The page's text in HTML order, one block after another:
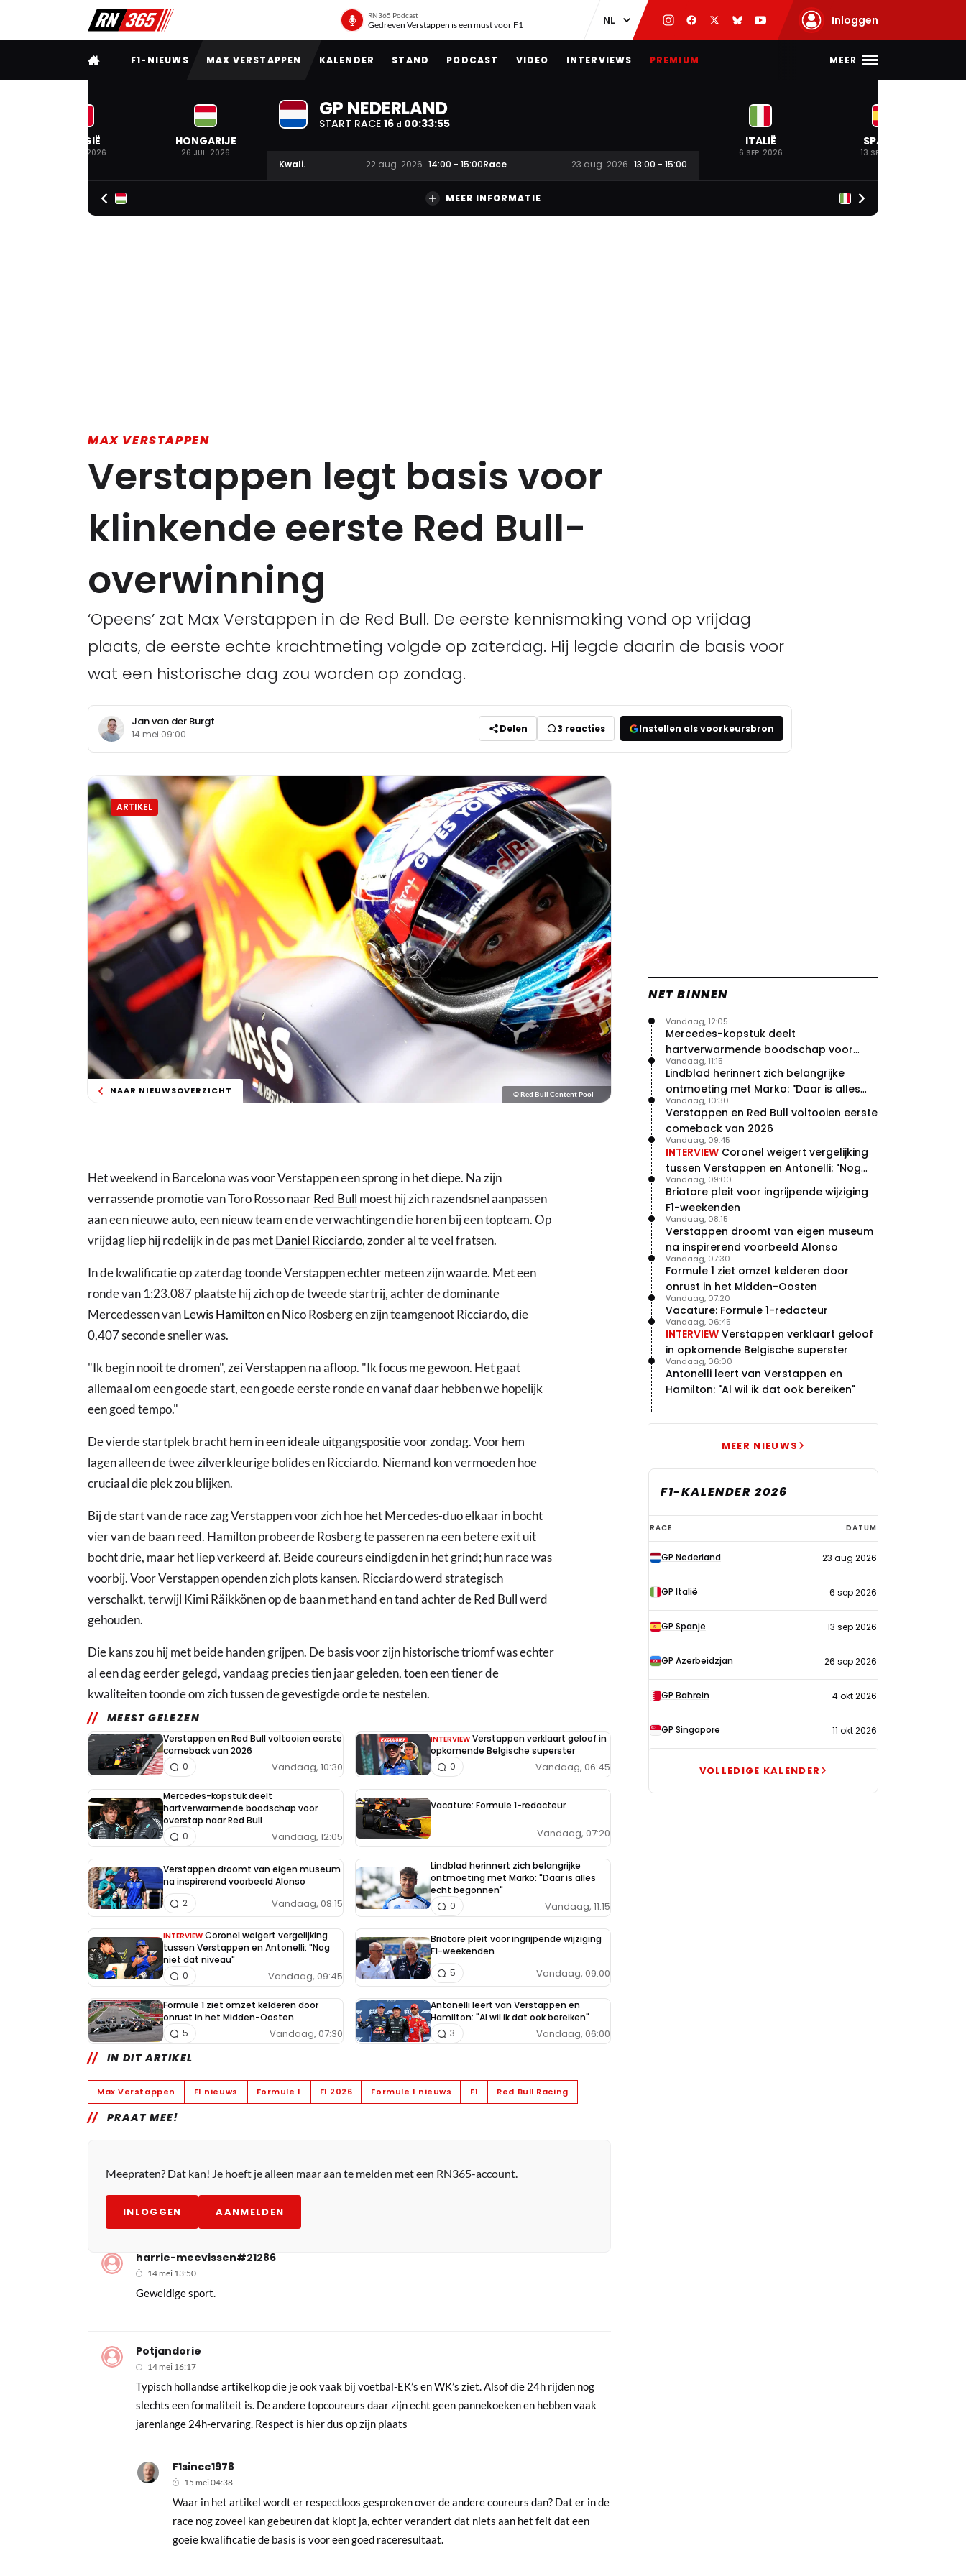
RN365 Podcast
Gedreven Verstappen is een must voor F1 Inloggen
VOLLEDIG MENU
F1-NIEUWS MAX VERSTAPPEN KALENDER STAND PODCAST VIDEO INTERVIEWS PREMIUM MEER
BELGIË
19 JUL. 2026
HONGARIJE
26 JUL. 2026
GP NEDERLAND
START RACE 16 d 00:33:54
Kwali. 22 aug. 2026 14:00 - 15:00Race 23 aug. 2026 13:00 - 15:00
ITALIË
6 SEP. 2026
SPANJE
13 SEP. 2026
MEER INFORMATIE
MAX VERSTAPPEN
Verstappen legt basis voor
klinkende eerste Red Bull-
overwinning
‘Opeens’ zat Max Verstappen in de Red Bull. De eerste kennismaking vond op vrijdag
plaats, de eerste echte krachtmeting volgde op zaterdag. Hij legde daarin de basis voor
wat een historische dag zou worden op zondag.
Jan van der Burgt
14 mei 09:00 Delen 3 reacties Instellen als voorkeursbron
ARTIKEL
NAAR NIEUWSOVERZICHT © Red Bull Content Pool
Het weekend in Barcelona was voor Verstappen een sprong in het diepe. Na zijn
verrassende promotie van Toro Rosso naarRed Bull moest hij zich razendsnel aanpassen
aan een nieuwe auto, een nieuw team en de verwachtingen die horen bij een topteam. Op
vrijdag liep hij redelijk in de pas metDaniel Ricciardo, zonder al te veel fratsen.
In de kwalificatie op zaterdag toonde Verstappen echter meteen zijn waarde. Met een
ronde van 1:23.087 plaatste hij zich op de tweede startrij, achter de dominante
Mercedessen vanLewis Hamiltonen Nico Rosberg en zijn teamgenoot Ricciardo, die
0,407 seconde sneller was.
"Ik begin nooit te dromen", zei Verstappen na afloop. "Ik focus me gewoon. Het gaat
allemaal om een goede start, een goede eerste ronde en vanaf daar hebben we hopelijk
een goed tempo."
De vierde startplek bracht hem in een ideale uitgangspositie voor zondag. Voor hem
lagen alleen de twee zilverkleurige bolides en Ricciardo. Niemand kon vermoeden hoe
cruciaal die plek zou blijken.
Bij de start van de race zag Verstappen voor zich hoe het Mercedes-duo elkaar in bocht
vier van de baan reed. Hamilton probeerde Rosberg te passeren na een betere exit uit
bocht drie, maar het liep verkeerd af. Beide coureurs eindigden in het grind; hun race was
voorbij. Voor Verstappen openden zich plots kansen. Ricciardo werd strategisch
verschalkt, terwijl Kimi Räikkönen op de baan met hand en tand achter de Red Bull werd
gehouden.
Die kans zou hij met beide handen grijpen. De basis voor zijn historische triomf was echter
al een dag eerder gelegd, vandaag precies tien jaar geleden, toen een tiener de
kwaliteiten toonde om zich tussen de gevestigde orde te nestelen.
MEEST GELEZEN
Verstappen en Red Bull voltooien eerste
comeback van 2026
Vandaag, 10:30
0
INTERVIEW Verstappen verklaart geloof in
opkomende Belgische superster
Vandaag, 06:45
0
Mercedes-kopstuk deelt
hartverwarmende boodschap voor
overstap naar Red Bull
Vandaag, 12:05
0
Vacature: Formule 1-redacteur
Vandaag, 07:20
Verstappen droomt van eigen museum
na inspirerend voorbeeld Alonso
Vandaag, 08:15
2
Lindblad herinnert zich belangrijke
ontmoeting met Marko: "Daar is alles
echt begonnen"
Vandaag, 11:15
0
INTERVIEW Coronel weigert vergelijking
tussen Verstappen en Antonelli: "Nog
niet dat niveau"
Vandaag, 09:45
0
Briatore pleit voor ingrijpende wijziging
F1-weekenden
Vandaag, 09:00
5
Formule 1 ziet omzet kelderen door
onrust in het Midden-Oosten
Vandaag, 07:30
5
Antonelli leert van Verstappen en
Hamilton: "Al wil ik dat ook bereiken"
Vandaag, 06:00
3
IN DIT ARTIKEL
Max Verstappen F1 nieuws Formule 1 F1 2026 Formule 1 nieuws F1 Red Bull Racing
PRAAT MEE!
Meepraten? Dat kan! Je hoeft je alleen maar aan te melden met een RN365-account.
INLOGGEN AANMELDEN
harrie-meevissen#21286
14 mei 13:50
Geweldige sport.
Potjandorie
14 mei 16:17
Typisch hollandse artikelkop die je ook vaak bij voetbal-EK’s en WK’s ziet. Alsof die 24h rijden nog
slechts een formaliteit is. De andere topcoureurs daar zijn echt geen pannekoeken en hebben vaak
jarenlange 24h-ervaring. Respect is hier dus op zijn plaats
F1since1978
15 mei 04:38
Waar in het artikel wordt er respectloos gesproken over de andere coureurs dan? Dat er in de
race nog zoveel kan gebeuren dat klopt ja, echter verandert dat niets aan het feit dat een
goeie kwalificatie de basis is voor een goed raceresultaat.
NET BINNEN
Mercedes-kopstuk deelt
hartverwarmende boodschap voor
overstap naar Red Bull
Vandaag, 12:05
Lindblad herinnert zich belangrijke
ontmoeting met Marko: "Daar is alles
echt begonnen"
Vandaag, 11:15
Verstappen en Red Bull voltooien eerste
comeback van 2026
Vandaag, 10:30
INTERVIEW Coronel weigert vergelijking
tussen Verstappen en Antonelli: "Nog
niet dat niveau"
Vandaag, 09:45
Briatore pleit voor ingrijpende wijziging
F1-weekenden
Vandaag, 09:00
Verstappen droomt van eigen museum
na inspirerend voorbeeld Alonso
Vandaag, 08:15
Formule 1 ziet omzet kelderen door
onrust in het Midden-Oosten
Vandaag, 07:30
Vacature: Formule 1-redacteur
Vandaag, 07:20
INTERVIEW Verstappen verklaart geloof
in opkomende Belgische superster
Vandaag, 06:45
Antonelli leert van Verstappen en
Hamilton: "Al wil ik dat ook bereiken"
Vandaag, 06:00
MEER NIEUWS
F1-KALENDER 2026
F1-
kalender
2026
RACE DATUM
GP Nederland 23 aug 2026
GP Italië 6 sep 2026
GP Spanje 13 sep 2026
GP Azerbeidzjan 26 sep 2026
GP Bahrein 4 okt 2026
GP Singapore 11 okt 2026
VOLLEDIGE KALENDER